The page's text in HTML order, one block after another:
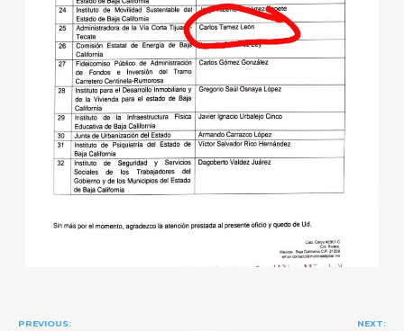
Navegación
PREVIOUS: NEXT: